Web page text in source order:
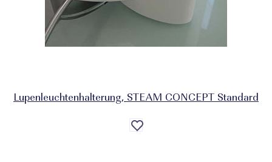
Lupenleuchtenhalterung, STEAM CONCEPT Standard
Auf
die